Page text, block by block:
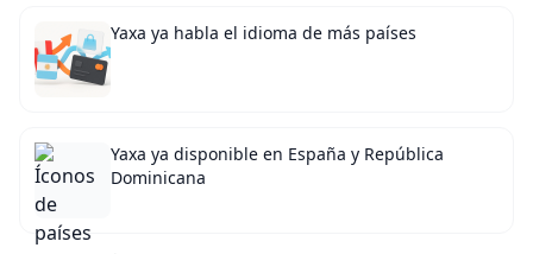
Yaxa ya habla el idioma de más países
Yaxa ya disponible en España y República
Dominicana